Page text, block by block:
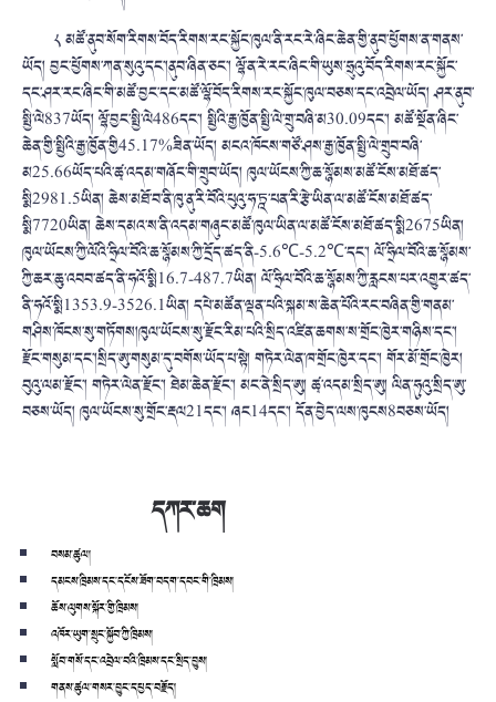
༨ མཚོ་ནུབ་སོག་རིགས་བོད་རིགས་རང་སྐྱོང་ཁུལ་ནི་རང་རེ་ཞིང་ཆེན་གྱི་ནུབ་ཕྱོགས་ན་གནས་
ཡོད། བྱང་ཕྱོགས་ཀན་སུའུ་དང་།ནུབ་ཞིན་ཅང་། ལྷོ་ན་རེ་རང་ཞིང་གི་ཡུས་ཧྲུའུ་བོད་རིགས་རང་སྐྱོང་
དང་ཤར་རང་ཞིང་གི་མཚོ་བྱང་དང་མཚོ་ལྷོ་བོད་རིགས་རང་སྐྱོང་ཁུལ་བཅས་དང་འབྲེལ་ཡོད། ཤར་ནུབ་
སྤྱི་ལེ837ཡོད། ལྷོ་བྱང་སྤྱི་ལེ486དང་། སྤྱིའི་རྒྱ་ཁྱོན་སྤྱི་ལེ་གྲུ་བཞི་མ30.09དང་། མཚོ་སྔོན་ཞིང་
ཆེན་གྱི་སྤྱིའི་རྒྱ་ཁྱོན་གྱི45.17%ཟིན་ཡོད། མངའ་ཁོངས་གཙོ་ཤས་རྒྱ་ཁྱོན་སྤྱི་ལེ་གྲུབ་བཞི་
མ25.66ཡོད་པའི་ཚྭ་འདམ་གཞོང་གི་གྲུབ་ཡོད། ཁུལ་ཡོངས་ཀྱི་ཆ་སྙོམས་མཚོ་ངོས་མཐོ་ཚད་
སྨི2981.5ཡིན། ཆེས་མཐོ་བ་ནི་ཁུ་ནུ་རི་བོའི་པུའུ་ཧ་ཏྰ་པན་རི་རྩེ་ཡིན་ལ་མཚོ་ངོས་མཐོ་ཚད་
སྨི7720ཡིན། ཆེས་དམའ་ས་ནི་འདམ་གཞུང་མཚོ་ཁུལ་ཡིན་ལ་མཚོ་ངོས་མཐོ་ཚད་སྨི2675ཡིན།
ཁུལ་ཡོངས་ཀྱི་ལོའི་ཧྲིལ་བོའི་ཆ་སྙོམས་ཀྱི་དྲོད་ཚད་ནི-5.6℃-5.2℃་དང་། ལོ་ཧྲིལ་བོའི་ཆ་སྙོམས་
ཀྱི་ཆར་ཆུ་འབབ་ཚད་ནི་ཧའོ་སྨི16.7-487.7ཡིན། ལོ་ཧྲིལ་བོའི་ཆ་སྙོམས་ཀྱི་རླངས་པར་འགྱུར་ཚད་
ནི་ཧའོ་སྨི1353.9-3526.1ཡིན། དཔེ་མཚོན་ལྡན་པའི་སྐམ་ས་ཆེན་པོའི་རང་བཞིན་གྱི་གནམ་
གཤིས་ཁོངས་སུ་གཏོགས།ཁུལ་ཡོངས་སུ་རྫོང་རིམ་པའི་སྲིད་འཛིན་ཆགས་ས་གྲོང་ཁྱེར་གཉིས་དང་།
རྫོང་གསུམ་དང་།སྲིད་ཨུ་གསུམ་དུ་བགོས་ཡོད་པ་སྟེ། གཏེར་ལེན་ཁ་གྲོང་ཁྱེར་དང་། གོར་མོ་གྲོང་ཁྱེར།
བུའུ་ལམ་རྫོང་། གཏེར་ལེན་རྫོང་། ཐེམ་ཆེན་རྫོང་། མང་ནེ་སྲིད་ཨུ། ཚྭ་འདམ་སྲིད་ཨུ། ལིན་ཧུའུ་སྲིད་ཨུ་
བཅས་ཡོད། ཁུལ་ཡོངས་སུ་གྲོང་རྡལ21དང་། ཞང14དང་། དོན་བྱེད་ལས་ཁུངས8བཅས་ཡོད།
དཀར་ཆག
བསམ་ཚུལ།
དམངས་ཁྲིམས་དང་དངོས་ཟོག་བདག་དབང་གི་ཁྲིམས།
ཆོས་ལུགས་སྐོར་གྱི་ཁྲིམས།
འཁོར་ཡུག་སྲུང་སྐྱོབ་ཀྱི་ཁྲིམས།
སློབ་གསོ་དང་འབྲེལ་བའི་ཁྲིམས་དང་སྲིད་བྱུས།
གནས་ཚུལ་གསར་བྱུང་དཔྱད་བརྗོད།